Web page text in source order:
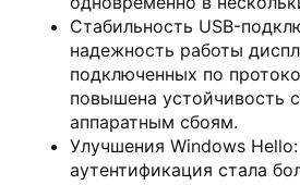
Стабильность USB-
надежность работы
подключенных по
повышена устойчивость
аппаратным сбоям.
Улучшения Windows
аутентификация стала